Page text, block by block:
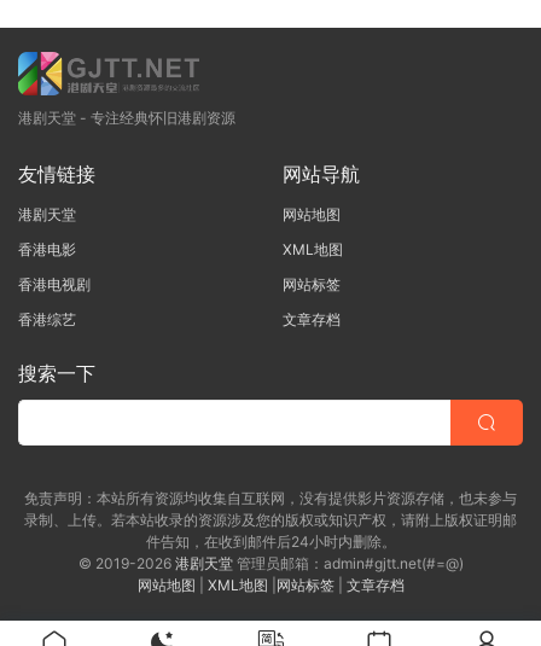
港剧天堂 - 专注经典怀旧港剧资源
友情链接
港剧天堂
香港电影
香港电视剧
香港综艺
网站导航
网站地图
XML地图
网站标签
文章存档
搜索一下
免责声明：本站所有资源均收集自互联网，没有提供影片资源存储，也未参与
录制、上传。若本站收录的资源涉及您的版权或知识产权，请附上版权证明邮
件告知，在收到邮件后24小时内删除。
© 2019-2026 港剧天堂管理员邮箱：admin#gjtt.net(#=@)
网站地图
XML地图 网站标签| 文章存档